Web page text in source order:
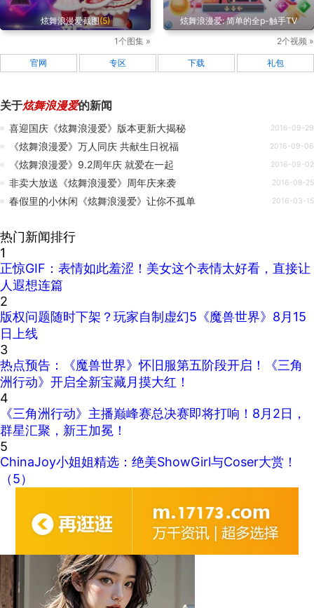
炫舞浪漫爱截图(5)
1个图集 »
炫舞浪漫爱: 简单的全p-触手TV
2个视频 »
官网 专区 下载 礼包
关于炫舞浪漫爱的新闻
喜迎国庆《炫舞浪漫爱》版本更新大揭秘 2016-09-29
《炫舞浪漫爱》万人同庆 共献生日祝福 2016-09-06
《炫舞浪漫爱》9.2周年庆 就爱在一起 2016-09-02
非卖大放送《炫舞浪漫爱》周年庆来袭 2016-08-25
春假里的小休闲《炫舞浪漫爱》让你不孤单 2016-03-15
热门新闻排行
1
正惊GIF：表情如此羞涩！美女这个表情太好看，直接让
人遐想连篇
2
版权问题随时下架？玩家自制虚幻5《魔兽世界》8月15
日上线
3
热点预告：《魔兽世界》怀旧服第五阶段开启！《三角
洲行动》开启全新宝藏月摸大红！
4
《三角洲行动》主播巅峰赛总决赛即将打响！8月2日，
群星汇聚，新王加冕！
5
ChinaJoy小姐姐精选：绝美ShowGirl与Coser大赏！
（5）